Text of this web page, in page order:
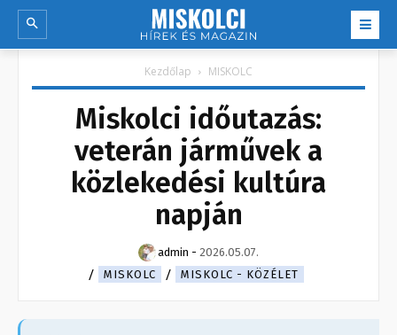
Kezdőlap MISKOLC
Miskolci időutazás:
veterán járművek a
közlekedési kultúra
napján
admin - 2026.05.07.
MISKOLC
MISKOLC - KÖZÉLET